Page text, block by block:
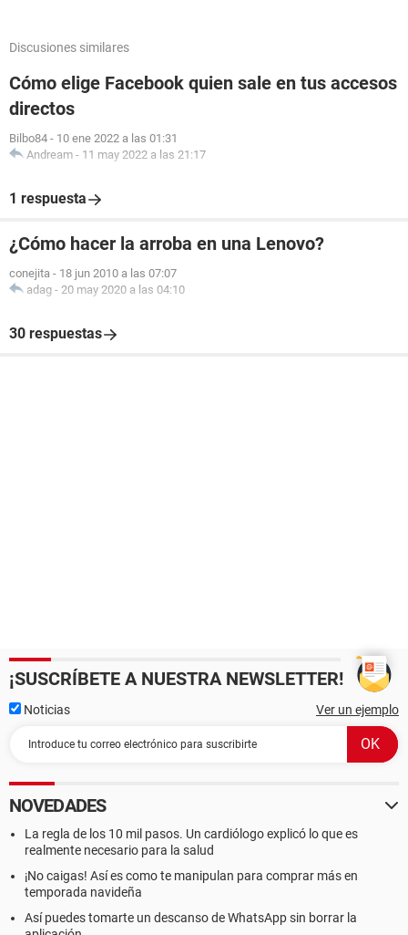
Discusiones similares
Cómo elige Facebook quien sale en tus accesos
directos
Bilbo84 - 10 ene 2022 a las 01:31
Andream - 11 may 2022 a las 21:17
1 respuesta
¿Cómo hacer la arroba en una Lenovo?
conejita - 18 jun 2010 a las 07:07
adag - 20 may 2020 a las 04:10
30 respuestas
¡SUSCRÍBETE A NUESTRA NEWSLETTER!
Noticias Ver un ejemplo
NOVEDADES
La regla de los 10 mil pasos. Un cardiólogo explicó lo que es
realmente necesario para la salud
¡No caigas! Así es como te manipulan para comprar más en
temporada navideña
Así puedes tomarte un descanso de WhatsApp sin borrar la